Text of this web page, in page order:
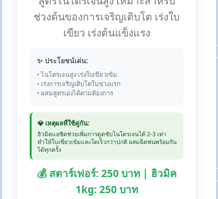
ช่วงต้นของการเจริญเติบโต เร่งใบ
เขียว เร่งต้นแข็งแรง
✨ ประโยชน์เด่น:
• ไนโตรเจนสูง เร่งใบเขียวเข้ม
• เร่งการเจริญเติบโตในช่วงแรก
• ผสมสูตรเองได้ตามต้องการ
💎 เหตุผลที่ใช้คู่กัน:
ฮิวมิคแอซิดช่วยเพิ่มการดูดซับไนโตรเจนได้ 2-3 เท่า
ทำให้ใบเขียวเข้มและโตเร็วกว่าปกติ ผสมฉีดพ่นพร้อมกัน
ได้ทุกครั้ง
💰 สตาร์เฟอร์: 250 บาท | ฮิวมิค
1kg: 250 บาท